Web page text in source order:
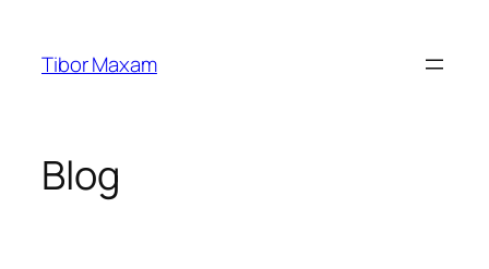
springen
Tibor Maxam
Blog